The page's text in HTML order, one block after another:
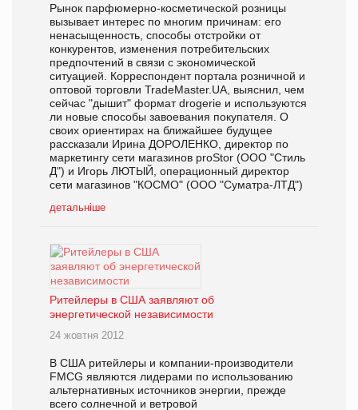
Рынок парфюмерно-косметической розницы
вызывает интерес по многим причинам: его
ненасыщенность, способы отстройки от
конкурентов, изменения потребительских
предпочтений в связи с экономической
ситуацией. Корреспондент портала розничной и
оптовой торговли TradeMaster.UA, выяснил, чем
сейчас "дышит" формат drogerie и используются
ли новые способы завоевания покупателя. О
своих ориентирах на ближайшее будущее
рассказали Ирина ДОРОЛЕНКО, директор по
маркетингу сети магазинов proStor (ООО "Стиль
Д") и Игорь ЛЮТЫЙ, операционный директор
сети магазинов "КОСМО" (ООО "Суматра-ЛТД")
детальніше
Ритейлеры в США заявляют об
энергетической независимости
24 жовтня 2012
В США ритейлеры и компании-производители
FMCG являются лидерами по использованию
альтернативных источников энергии, прежде
всего солнечной и ветровой